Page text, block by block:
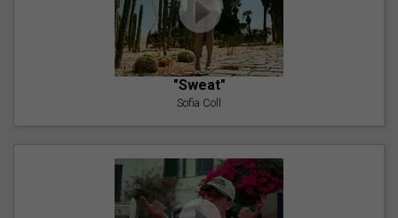
"Sweat"
Sofia Coll